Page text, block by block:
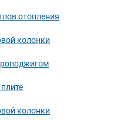
отопления
колонки
колонки